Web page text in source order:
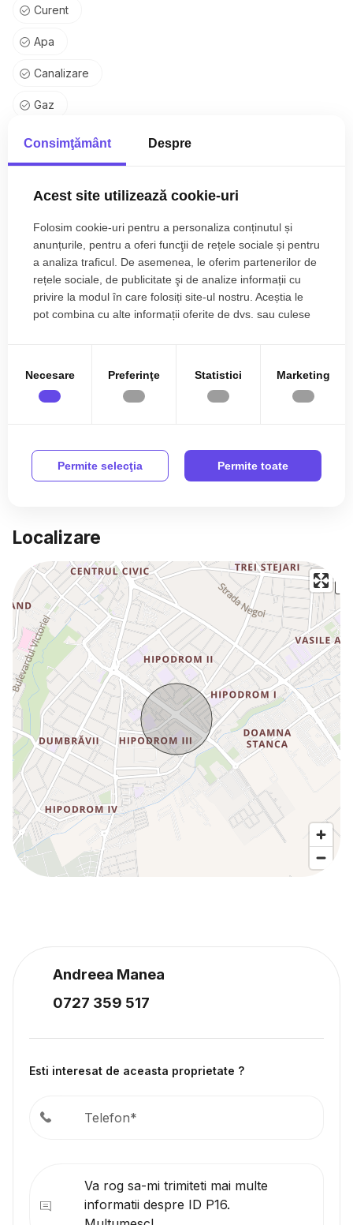
Curent
Apa
Canalizare
Gaz
Centrala proprie
Calorifere
Izolatie Exterior
Vopsea lavabila
Faianta
Parchet
Usa intrare Metal
Bucatarie Utilata
Complet mobilat
Localizare
Andreea Manea
0727 359 517
Esti interesat de aceasta proprietate ?
Consimţământ Despre
Acest site utilizează cookie-uri
Folosim cookie-uri pentru a personaliza conținutul și
anunțurile, pentru a oferi funcţii de rețele sociale și pentru
a analiza traficul. De asemenea, le oferim partenerilor de
rețele sociale, de publicitate şi de analize informații cu
privire la modul în care folosiți site-ul nostru. Aceștia le
pot combina cu alte informații oferite de dvs. sau culese
Necesare Preferinţe Statistici Marketing
Permite selecţia Permite toate